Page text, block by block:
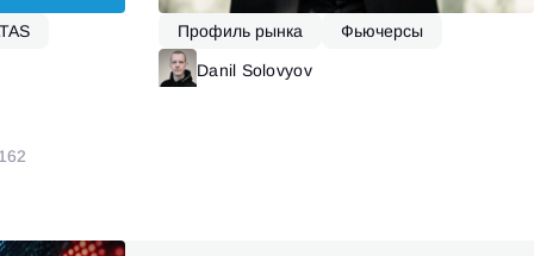
Профиль рынка
Фьючерсы
Функционал ATAS
Danil Solovyov
62